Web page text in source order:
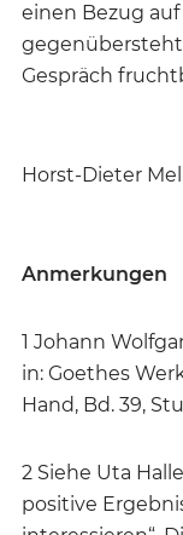
einen Bezug
Gespräch
Horst-Dieter
Anmerkungen
1 Johann
in: Goethes
Hand, Bd. 39,
2 Siehe Uta
positive